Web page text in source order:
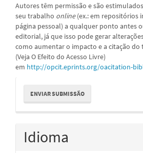
Autores têm permissão e são
seu trabalho online(ex.: em repositórios
página pessoal) a qualquer ponto antes
editorial, já que isso pode gerar
como aumentar o impacto e a citação
(Veja O Efeito do Acesso Livre)
em http://opcit.eprints.org/oacitation-
Enviar
Submissão
ENVIAR SUBMISSÃO
Idioma